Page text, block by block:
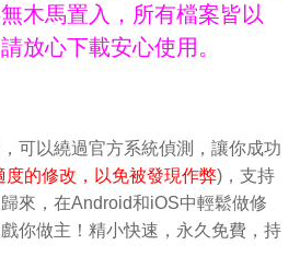
木馬置入，所有檔案皆以
放心下載安心使用。
可以繞過官方系統偵測，讓你成功
度的修改，以免被發現作弊)，支持
來，在Android和iOS中輕鬆做修
你做主！精小快速，永久免費，持